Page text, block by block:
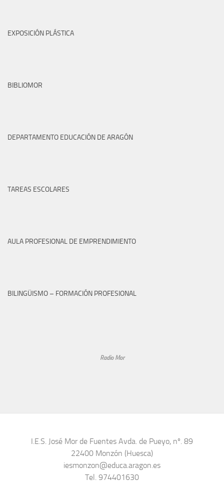
EXPOSICIÓN PLÁSTICA
BIBLIOMOR
DEPARTAMENTO EDUCACIÓN DE ARAGÓN
TAREAS ESCOLARES
AULA PROFESIONAL DE EMPRENDIMIENTO
BILINGÜISMO – FORMACIÓN PROFESIONAL
Radio Mor
I.E.S. José Mor de Fuentes Avda. de Pueyo, nº. 89
22400 Monzón (Huesca)
iesmonzon@educa.aragon.es
Tel. 974401630